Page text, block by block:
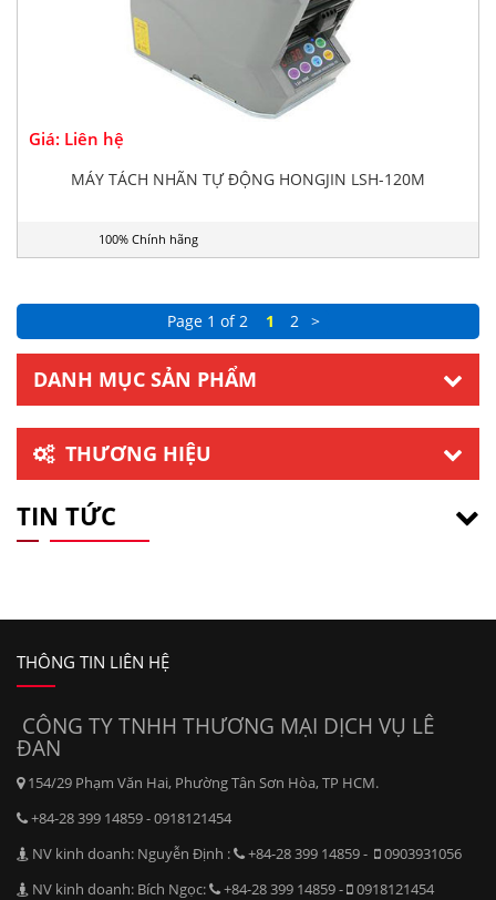
Giá: Liên hệ
MÁY TÁCH NHÃN TỰ ĐỘNG HONGJIN LSH-120M
100% Chính hãng
Page 1 of 2 1 2 >
DANH MỤC SẢN PHẨM
THƯƠNG HIỆU
TIN TỨC
THÔNG TIN LIÊN HỆ
CÔNG TY TNHH THƯƠNG MẠI DỊCH VỤ LÊ
ĐAN
154/29 Phạm Văn Hai, Phường Tân Sơn Hòa, TP HCM.
+84-28 399 14859 - 0918121454
NV kinh doanh: Nguyễn Định :
+84-28 399 14859 -
0903931056
NV kinh doanh: Bích Ngọc:
+84-28 399 14859 -
0918121454